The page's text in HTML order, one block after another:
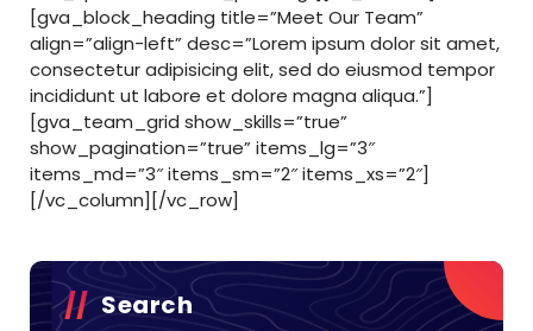
[gva_block_heading title=”Meet Our Team”
align=”align-left” desc=”Lorem ipsum dolor sit amet,
consectetur adipisicing elit, sed do eiusmod tempor
incididunt ut labore et dolore magna aliqua.”]
[gva_team_grid show_skills=”true”
show_pagination=”true” items_lg=”3″
items_md=”3″ items_sm=”2″ items_xs=”2″]
[/vc_column][/vc_row]
Search